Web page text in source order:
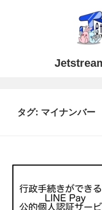
タグ: マイナンバー